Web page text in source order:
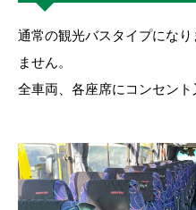
通常の観光バスタイプにな
ません。
全車両、各座席にコンセント